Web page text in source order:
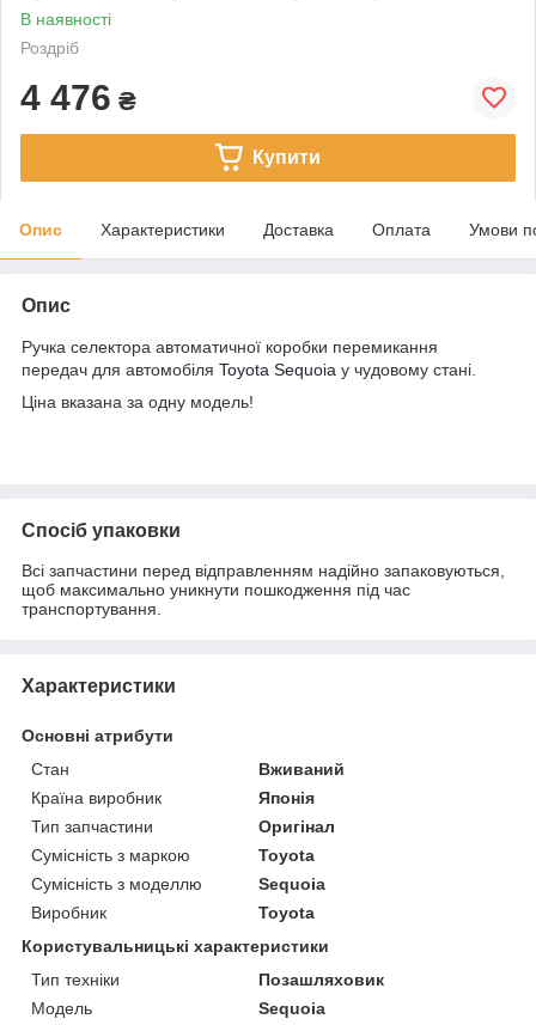
В наявності
Роздріб
4 476 ₴
Купити
Опис Характеристики Доставка Оплата Умови
Опис
Ручка селектора автоматичної коробки перемикання
передач для автомобіля Toyota Sequoia у чудовому стані.
Ціна вказана за одну модель!
Спосіб упаковки
Всі запчастини перед відправленням надійно запаковуються,
щоб максимально уникнути пошкодження під час
транспортування.
Характеристики
Основні атрибути
Стан
Вживаний
Країна виробник
Японія
Тип запчастини
Оригінал
Сумісність з маркою
Toyota
Сумісність з моделлю
Sequoia
Виробник
Toyota
Користувальницькі характеристики
Тип техніки
Позашляховик
Модель
Sequoia